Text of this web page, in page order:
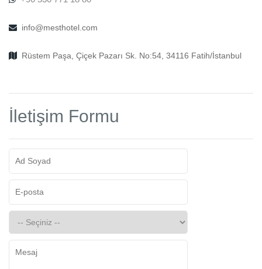
info@mesthotel.com
Rüstem Paşa, Çiçek Pazarı Sk. No:54, 34116 Fatih/İstanbul
İletişim Formu